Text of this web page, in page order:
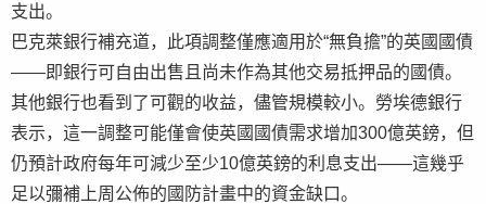
支出。
巴克萊銀行補充道，此項調整僅應適用於“無負擔”的英國國債
——即銀行可自由出售且尚未作為其他交易抵押品的國債。
其他銀行也看到了可觀的收益，儘管規模較小。勞埃德銀行
表示，這一調整可能僅會使英國國債需求增加300億英鎊，但
仍預計政府每年可減少至少10億英鎊的利息支出——這幾乎
足以彌補上周公佈的國防計畫中的資金缺口。